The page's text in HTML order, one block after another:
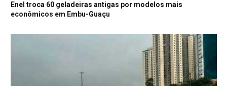
Enel troca 60 geladeiras antigas por modelos mais
econômicos em Embu-Guaçu